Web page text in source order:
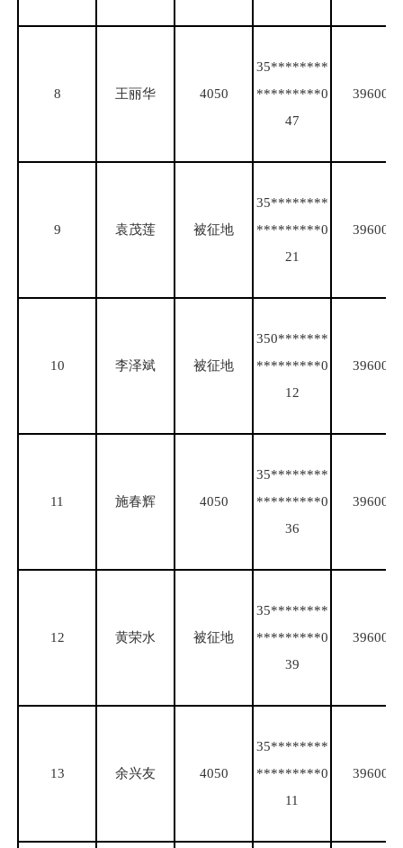
8 王丽华 4050
35********
*********0
47
39600
9 袁茂莲 被征地
35********
*********0
21
39600
10 李泽斌 被征地
350*******
*********0
12
39600
11 施春辉 4050
35********
*********0
36
39600
12 黄荣水 被征地
35********
*********0
39
39600
13 余兴友 4050
35********
*********0
11
39600